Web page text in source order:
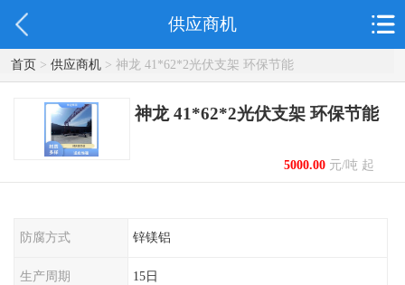
供应商机
首页> 供应商机> 神龙 41*62*2光伏支架 环保节能
神龙 41*62*2光伏支架 环保节能
5000.00元/吨 起
防腐方式 锌镁铝
生产周期 15日